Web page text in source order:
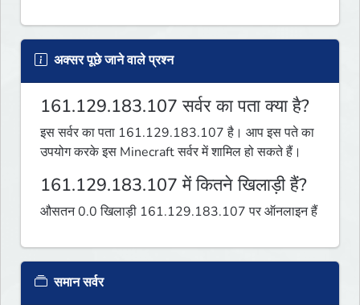
अक्सर पूछे जाने वाले प्रश्न
161.129.183.107 सर्वर का पता क्या है?
इस सर्वर का पता 161.129.183.107 है। आप इस पते का
उपयोग करके इस Minecraft सर्वर में शामिल हो सकते हैं।
161.129.183.107 में कितने खिलाड़ी हैं?
औसतन 0.0 खिलाड़ी 161.129.183.107 पर ऑनलाइन हैं
समान सर्वर